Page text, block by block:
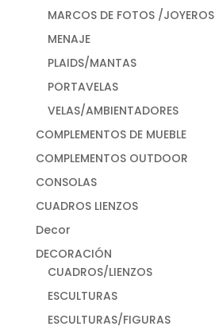
MARCOS DE FOTOS /JOYEROS
MENAJE
PLAIDS/MANTAS
PORTAVELAS
VELAS/AMBIENTADORES
COMPLEMENTOS DE MUEBLE
COMPLEMENTOS OUTDOOR
CONSOLAS
CUADROS LIENZOS
Decor
DECORACIÓN
CUADROS/LIENZOS
ESCULTURAS
ESCULTURAS/FIGURAS